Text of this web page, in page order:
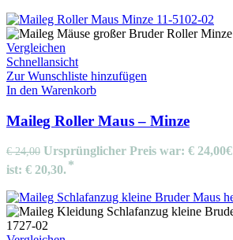
Vergleichen
Schnellansicht
Zur Wunschliste hinzufügen
In den Warenkorb
Maileg Roller Maus – Minze
€24,00 Ursprünglicher Preis war: € 24,00€
ist: € 20,30.